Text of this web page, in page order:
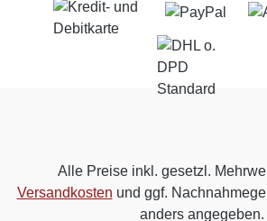
Alle Preise inkl. gesetzl.
Versandkosten und ggf.
anders angegeben.